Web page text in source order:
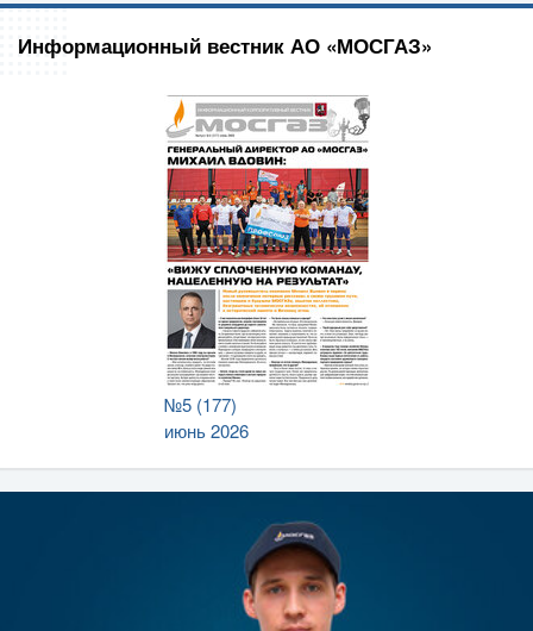
Информационный вестник АО «МОСГАЗ»
№5 (177)
июнь 2026